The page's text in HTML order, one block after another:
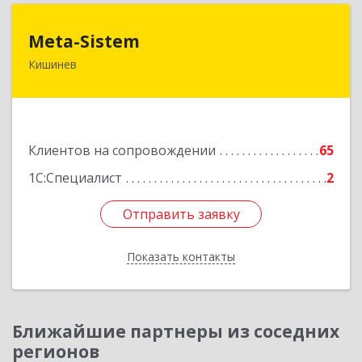
Meta-Sistem
Кишинев
Клиентов на сопровождении
65
1С:Специалист
2
Отправить заявку
Показать контакты
Республика Молдова, MD-2060, Республика
Отправить заявку
Назад
Ближайшие партнеры из соседних
регионов